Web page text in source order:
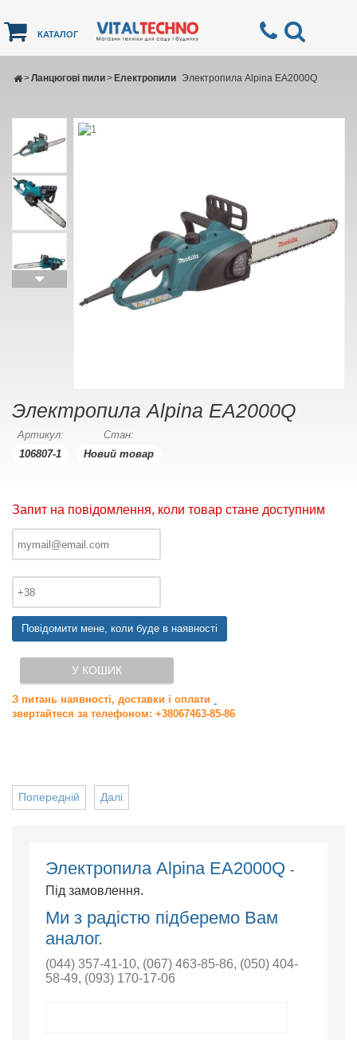
КАТАЛОГ
Ланцюгові пили
> Електропили
> Электропила Alpina EA2000Q
Электропила Alpina EA2000Q
Артикул:
106807-1
Стан:
Новий товар
Запит на повідомлення, коли товар стане доступним
Повідомити мене, коли буде в наявності
У КОШИК
З питань наявності, доставки і оплати
звертайтеся за телефоном: +38067463-85-86
Далі
Попередній
Электропила Alpina EA2000Q -
Під замовлення.
Ми з радістю підберемо Вам
аналог.
(044) 357-41-10, (067) 463-85-86, (050) 404-
58-49, (093) 170-17-06